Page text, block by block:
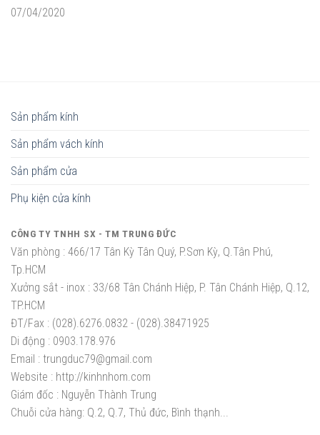
07/04/2020
Sản phẩm kính
Sản phẩm vách kính
Sản phẩm cửa
Phụ kiện cửa kính
CÔNG TY TNHH SX - TM TRUNG ĐỨC
Văn phòng : 466/17 Tân Kỳ Tân Quý, P.Sơn Kỳ, Q.Tân Phú,
Tp.HCM
Xưởng sắt - inox : 33/68 Tân Chánh Hiệp, P. Tân Chánh Hiệp, Q.12,
TP.HCM
ĐT/Fax : (028).6276.0832 - (028).38471925
Di động : 0903.178.976
Email : trungduc79@gmail.com
Website : http://kinhnhom.com
Giám đốc : Nguyễn Thành Trung
Chuỗi cửa hàng: Q.2, Q.7, Thủ đức, Bình thạnh...